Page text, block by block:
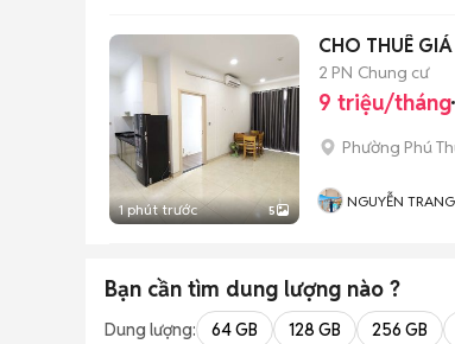
1 phút trước 5
CHO THUÊ
2 PN Chung cư
9 triệu/tháng
Phường Phú
NGUYỄN TRANG
Bạn cần tìm dung lượng nào ?
Dung lượng: 64 GB 128 GB 256 GB